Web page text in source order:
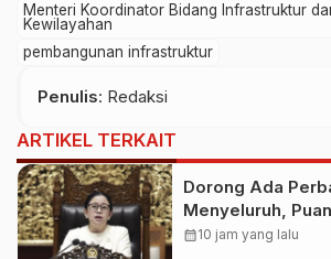
Menteri Koordinator Bidang Infrastruktur
Kewilayahan
pembangunan infrastruktur
Penulis: Redaksi
ARTIKEL TERKAIT
Dorong Ada
Menyeluruh,
Kesehatan
calendar_month10 jam yang lalu